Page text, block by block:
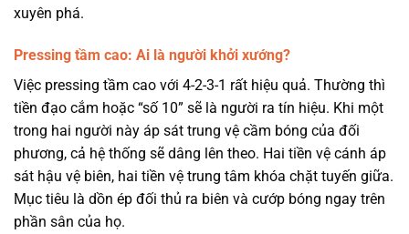
xuyên phá.
Pressing tầm cao: Ai là người khởi xướng?
Việc pressing tầm cao với 4-2-3-1 rất hiệu quả. Thường thì
tiền đạo cắm hoặc “số 10” sẽ là người ra tín hiệu. Khi một
trong hai người này áp sát trung vệ cầm bóng của đối
phương, cả hệ thống sẽ dâng lên theo. Hai tiền vệ cánh áp
sát hậu vệ biên, hai tiền vệ trung tâm khóa chặt tuyến giữa.
Mục tiêu là dồn ép đối thủ ra biên và cướp bóng ngay trên
phần sân của họ.